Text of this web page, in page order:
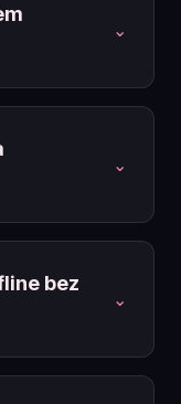
⌄
⌄
bez
⌄